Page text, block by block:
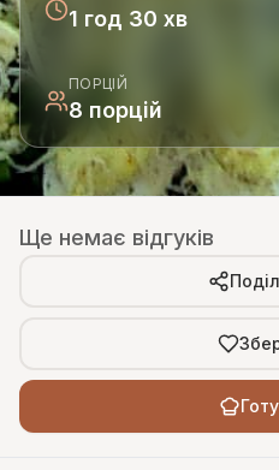
1 год 30 хв
ПОРЦІЙ
8 порцій
Ще немає відгуків